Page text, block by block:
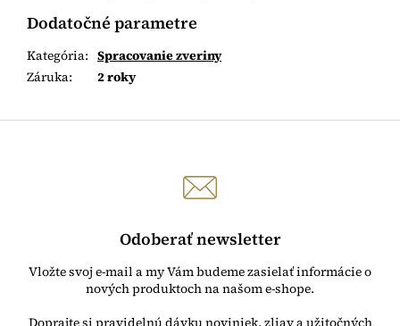
Dodatočné parametre
Kategória: Spracovanie zveriny
Záruka: 2 roky
Odoberať newsletter
Vložte svoj e-mail a my Vám budeme zasielať informácie o
nových produktoch na našom e-shope.